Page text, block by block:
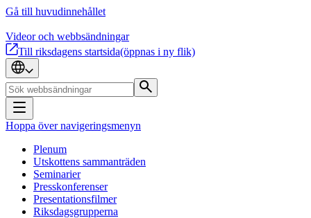
Gå till huvudinnehållet
Videor och webbsändningar
Till riksdagens startsida(öppnas i ny flik)
Hoppa över navigeringsmenyn
Plenum
Utskottens sammanträden
Seminarier
Presskonferenser
Presentationsfilmer
Riksdagsgrupperna